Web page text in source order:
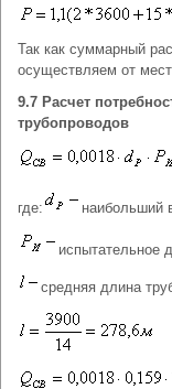
Так как суммарный
осуществляем от
9.7 Расчет
трубопроводов
где: наибольший
испытательное
средняя длина